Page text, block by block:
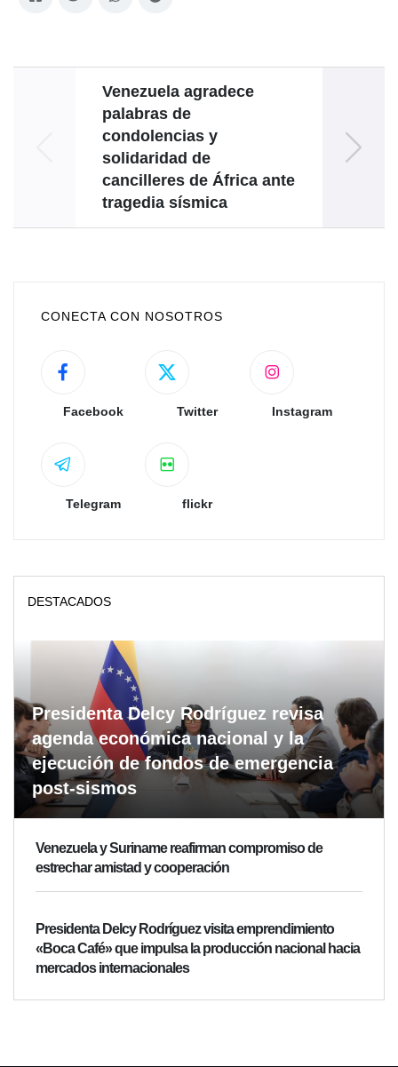
Venezuela agradece
palabras de
condolencias y
solidaridad de
cancilleres de África ante
tragedia sísmica
CONECTA CON NOSOTROS
Facebook Twitter Instagram
Telegram flickr
DESTACADOS
Presidenta Delcy Rodríguez revisa
agenda económica nacional y la
ejecución de fondos de emergencia
post-sismos
Venezuela y Suriname reafirman compromiso de
estrechar amistad y cooperación
Presidenta Delcy Rodríguez visita emprendimiento
«Boca Café» que impulsa la producción nacional hacia
mercados internacionales